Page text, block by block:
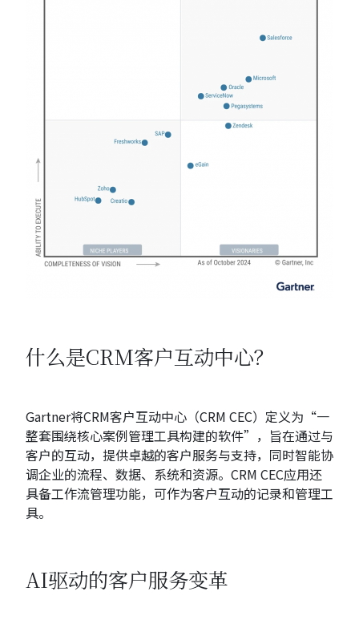
什么是CRM客户互动中心？
Gartner将CRM客户互动中心（CRM CEC）定义为“一
整套围绕核心案例管理工具构建的软件”，旨在通过与
客户的互动，提供卓越的客户服务与支持，同时智能协
调企业的流程、数据、系统和资源。CRM CEC应用还
具备工作流管理功能，可作为客户互动的记录和管理工
具。
AI驱动的客户服务变革